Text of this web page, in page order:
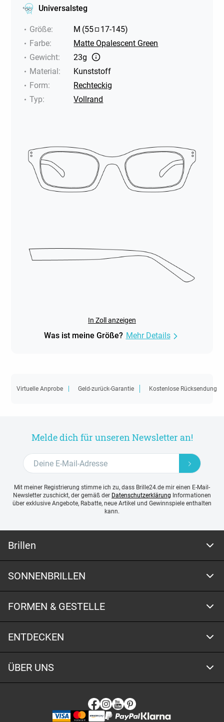
Universalsteg
Größe: M (55 17-145)
Farbe:
Matte Opalescent Green
Gewicht:
23g
Material:
Kunststoff
Form:
Rechteckig
Typ: Vollrand
In Zoll anzeigen
Was ist meine Größe? Mehr Details
Virtuelle Anprobe Geld-zurück-Garantie Kostenlose Rücksendung
Melde dich für unseren Newsletter an!
Mit meiner Registrierung stimme ich zu, dass Brille24.de mir einen E-Mail-
Newsletter zuschickt, der gemäß der Datenschutzerklärung Informationen
über exklusive Angebote, Rabatte, neue Artikel und Gewinnspiele enthalten
kann.
Brillen
SONNENBRILLEN
FORMEN & GESTELLE
ENTDECKEN
ÜBER UNS